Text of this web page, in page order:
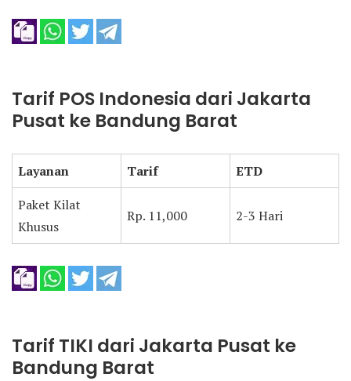
Tarif POS Indonesia dari Jakarta
Pusat ke Bandung Barat
Layanan Tarif
ETD
Paket Kilat
Khusus
Rp. 11,000 2-3 Hari
Tarif TIKI dari Jakarta Pusat ke
Bandung Barat